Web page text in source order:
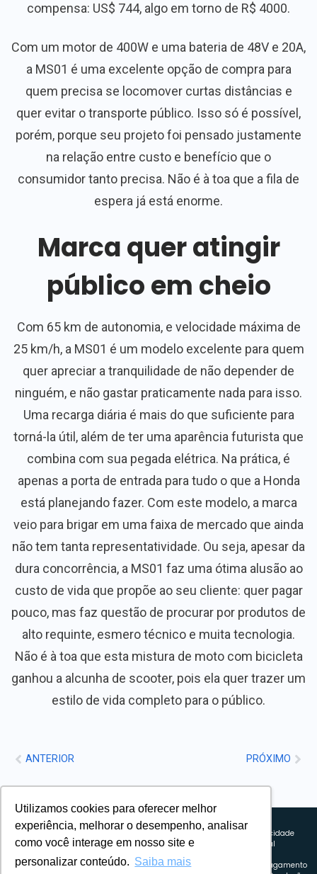
Utilizamos cookies para oferecer melhor
experiência, melhorar o desempenho, analisar
como você interage em nosso site e
personalizar conteúdo. Saiba mais
compensa: US$ 744, algo em torno de R$ 4000.
Com um motor de 400W e uma bateria de 48V e 20A,
a MS01 é uma excelente opção de compra para
quem precisa se locomover curtas distâncias e
quer evitar o transporte público. Isso só é possível,
porém, porque seu projeto foi pensado justamente
na relação entre custo e benefício que o
consumidor tanto precisa. Não é à toa que a fila de
espera já está enorme.
Marca quer atingir
público em cheio
Com 65 km de autonomia, e velocidade máxima de
25 km/h, a MS01 é um modelo excelente para quem
quer apreciar a tranquilidade de não depender de
ninguém, e não gastar praticamente nada para isso.
Uma recarga diária é mais do que suficiente para
torná-la útil, além de ter uma aparência futurista que
combina com sua pegada elétrica. Na prática, é
apenas a porta de entrada para tudo o que a Honda
está planejando fazer. Com este modelo, a marca
veio para brigar em uma faixa de mercado que ainda
não tem tanta representatividade. Ou seja, apesar da
dura concorrência, a MS01 faz uma ótima alusão ao
custo de vida que propõe ao seu cliente: quer pagar
pouco, mas faz questão de procurar por produtos de
alto requinte, esmero técnico e muita tecnologia.
Não é à toa que esta mistura de moto com bicicleta
ganhou a alcunha de scooter, pois ela quer trazer um
estilo de vida completo para o público.
ANTERIOR PRÓXIMO
Explorando novos horizontes com
inovação e estratégia. Estamos
para um amanhã mais conectado e
Sobre nós
Política de privacidade
Política comercial
Política de Pagamento